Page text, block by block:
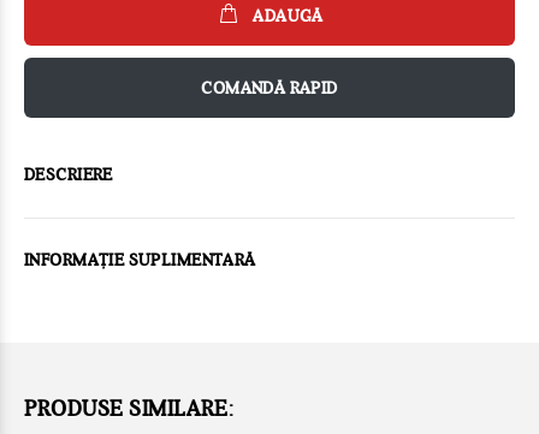
ADAUGĂ
COMANDĂ RAPID
DESCRIERE
INFORMAȚIE SUPLIMENTARĂ
PRODUSE SIMILARE: